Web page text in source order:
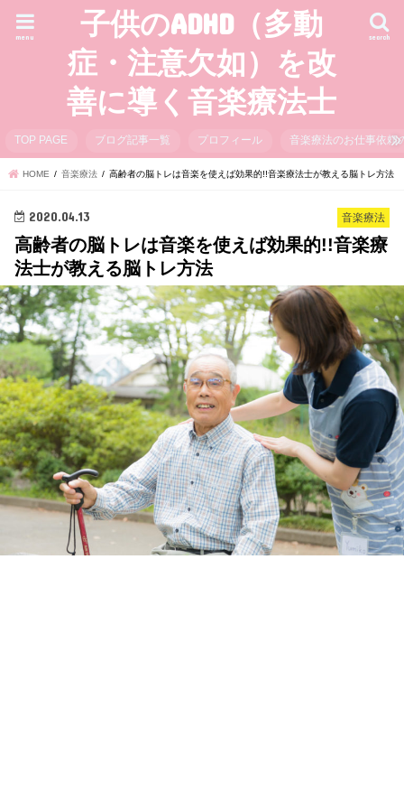
子供のADHD（多動
症・注意欠如）を改
善に導く音楽療法士
search
menu
TOP PAGE ブログ記事一覧 プロフィール 音楽療法のお仕事依頼
HOME 音楽療法 高齢者の脳トレは音楽を使えば効果的!!音楽療法士が教える脳トレ方法
音楽療法
2020.04.13
高齢者の脳トレは音楽を使えば効果的!!音楽療
法士が教える脳トレ方法